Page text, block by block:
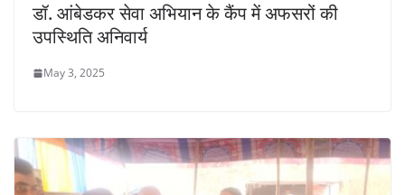
डॉ. आंबेडकर सेवा अभियान के कैंप में अफसरों की
उपस्थिति अनिवार्य
May 3, 2025